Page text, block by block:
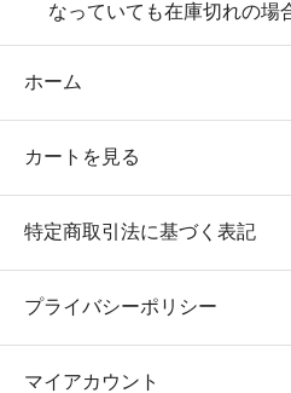
なっていても在庫切れの場
ホーム
カートを見る
特定商取引法に基づく表記
プライバシーポリシー
マイアカウント